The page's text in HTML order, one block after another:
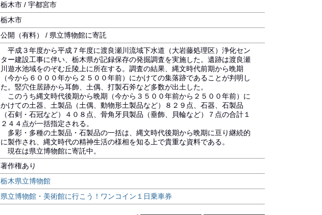
栃木市 / 宇都宮市
栃木市
公開（有料） / 県立博物館に寄託
平成３年度から平成７年度に渡良瀬川流域下水道（大岩藤処理区）浄化セン
ター建設工事に伴い、栃木県が記録保存の発掘調査を実施した。遺跡は渡良瀬
川遊水池域をのぞむ丘陵上に所在する。調査の結果、縄文時代前期から晩期
（今から６０００年から２５００年前）にかけての集落跡であることが判明し
た。竪穴住居跡から耳飾、土偶、打製石斧など多数が出土した。
このうち縄文時代後期から晩期（今から３５００年前から２５００年前）に
かけての土器、土製品（土偶、動物形土製品など）８２９点、石器、石製品
（石剣・石冠など）４０８点、骨角牙貝製品（垂飾、貝輪など）７点の合計１
２４４点が一括指定される。
多彩・多種の土製品・石製品の一括は、縄文時代後期から晩期に亘り継続的
に製作され、縄文時代の精神生活の様相を知る上で貴重な資料である。
現在は県立博物館に寄託中。
著作権あり
栃木県立博物館
県立博物館・美術館に行こう！ワンコイン１日乗車券